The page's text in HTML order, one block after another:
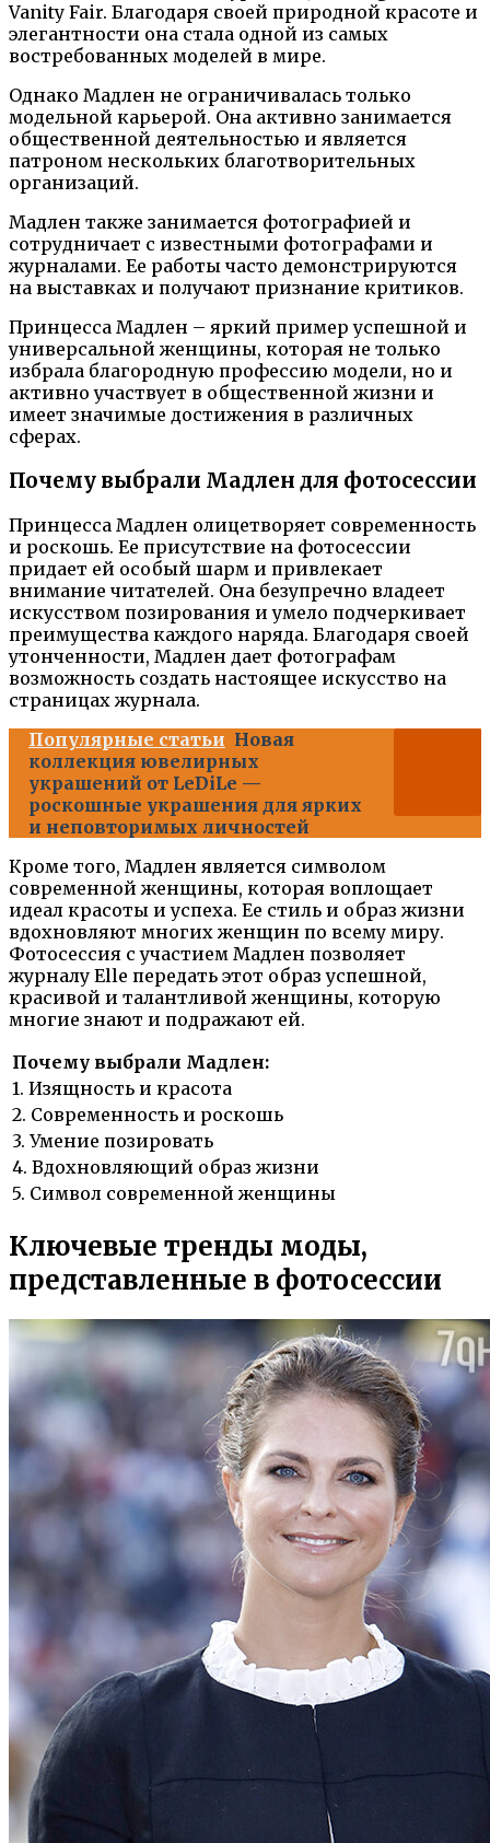
Vanity Fair. Благодаря своей природной красоте и
элегантности она стала одной из самых
востребованных моделей в мире.
Однако Мадлен не ограничивалась только
модельной карьерой. Она активно занимается
общественной деятельностью и является
патроном нескольких благотворительных
организаций.
Мадлен также занимается фотографией и
сотрудничает с известными фотографами и
журналами. Ее работы часто демонстрируются
на выставках и получают признание критиков.
Принцесса Мадлен – яркий пример успешной и
универсальной женщины, которая не только
избрала благородную профессию модели, но и
активно участвует в общественной жизни и
имеет значимые достижения в различных
сферах.
Почему выбрали Мадлен для фотосессии
Принцесса Мадлен олицетворяет современность
и роскошь. Ее присутствие на фотосессии
придает ей особый шарм и привлекает
внимание читателей. Она безупречно владеет
искусством позирования и умело подчеркивает
преимущества каждого наряда. Благодаря своей
утонченности, Мадлен дает фотографам
возможность создать настоящее искусство на
страницах журнала.
Популярные статьи Новая
коллекция ювелирных
украшений от LeDiLe —
роскошные украшения для ярких
и неповторимых личностей
Кроме того, Мадлен является символом
современной женщины, которая воплощает
идеал красоты и успеха. Ее стиль и образ жизни
вдохновляют многих женщин по всему миру.
Фотосессия с участием Мадлен позволяет
журналу Elle передать этот образ успешной,
красивой и талантливой женщины, которую
многие знают и подражают ей.
Почему выбрали Мадлен:
1. Изящность и красота
2. Современность и роскошь
3. Умение позировать
4. Вдохновляющий образ жизни
5. Символ современной женщины
Ключевые тренды моды,
представленные в фотосессии